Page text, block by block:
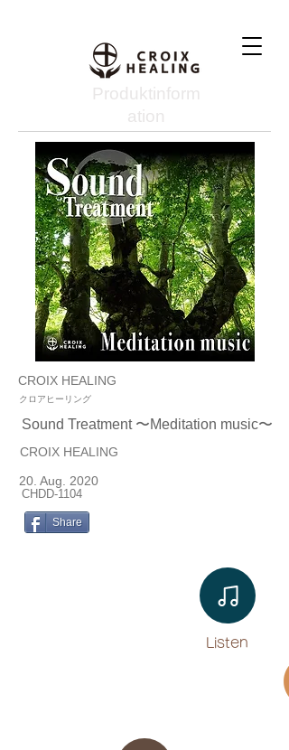
Produktinform
ation
CROIX HEALING
クロアヒーリング
Sound Treatment 〜Meditation music〜
CROIX HEALING
20. Aug. 2020
CHDD-1104
Share
Listen​